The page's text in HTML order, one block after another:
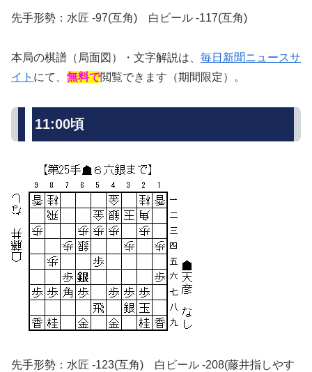
先手形勢：水匠 -97(互角) 白ビール -117(互角)
本局の棋譜（局面図）・文字解説は、 毎日新聞ニュースサ
イト にて、 無料で閲覧できます（期間限定）。
11:00頃
先手形勢：水匠 -123(互角) 白ビール -208(藤井指しやす